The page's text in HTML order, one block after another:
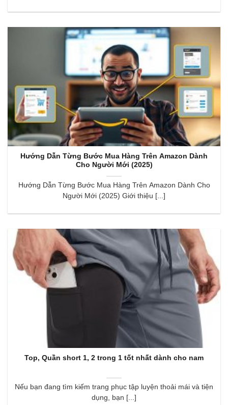
Hướng Dẫn Từng Bước Mua Hàng Trên Amazon Dành
Cho Người Mới (2025)
Hướng Dẫn Từng Bước Mua Hàng Trên Amazon Dành Cho
Người Mới (2025) Giới thiệu [...]
Top, Quần short 1, 2 trong 1 tốt nhất dành cho nam
Nếu bạn đang tìm kiếm trang phục tập luyện thoải mái và tiện
dụng, bạn [...]